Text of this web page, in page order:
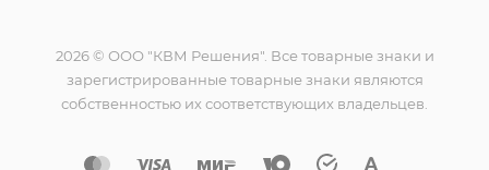
2026 © ООО "КВМ Решения". Все товарные знаки и
зарегистрированные товарные знаки являются
собственностью их соответствующих владельцев.